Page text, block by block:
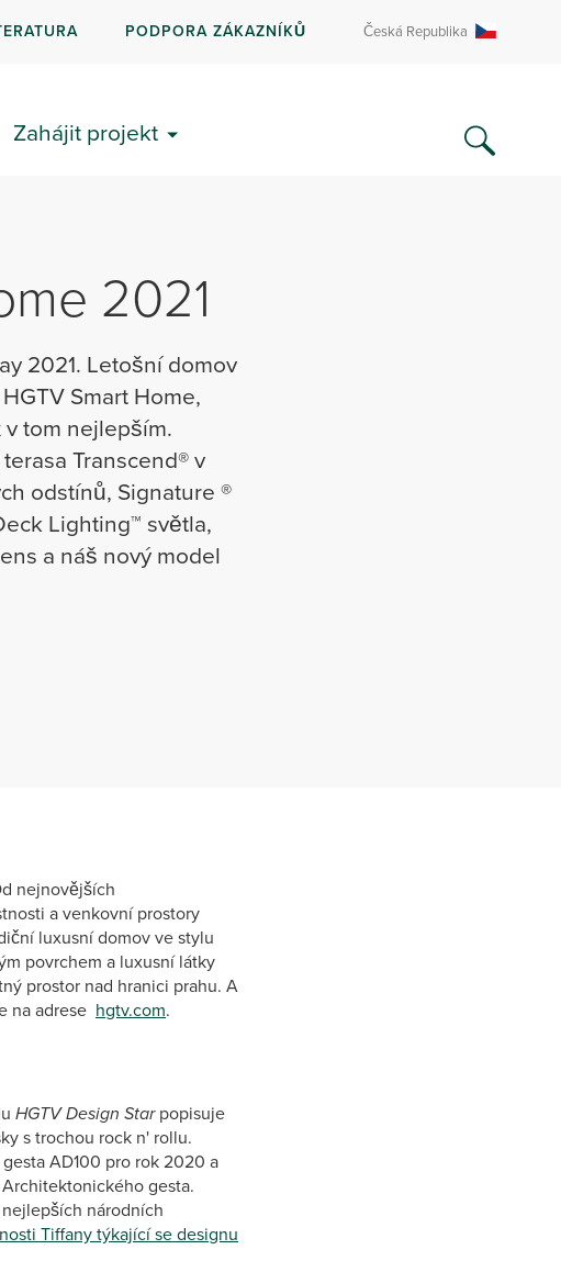
PODPORA ZÁKAZNÍKŮ Česká Republika
Zahájit projekt
2021
2021. Letošní domov
Smart Home,
tom nejlepším.
Transcend® v
odstínů, Signature ®
Lighting™ světla,
a náš nový model
nejnovějších
a venkovní prostory
luxusní domov ve stylu
povrchem a luxusní látky
prostor nad hranici prahu. A
na adrese hgtv.com.
HGTV Design Starpopisuje
s trochou rock n' rollu.
AD100 pro rok 2020 a
gesta.
národních
Tiffany týkající se designu